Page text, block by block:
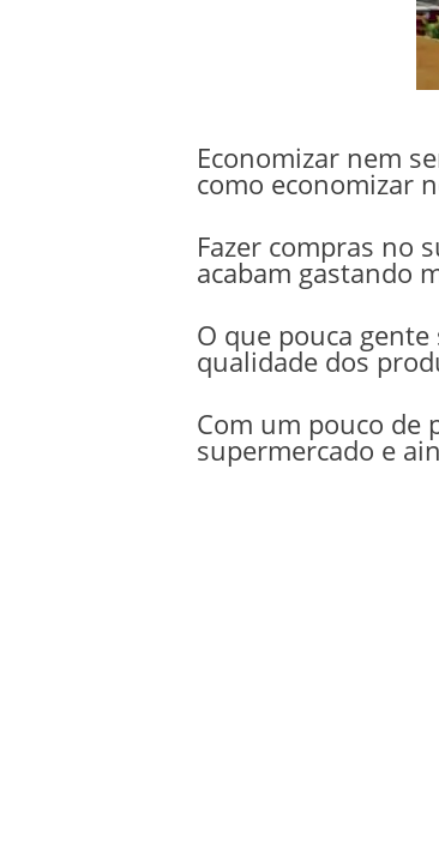
Economizar nem
como economizar
Fazer compras no
acabam gastando
O que pouca
qualidade dos
Com um pouco de
supermercado e